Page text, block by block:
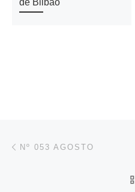
Navegación de
Nº 053 AGOSTO